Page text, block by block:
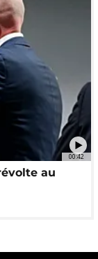
00:42
au